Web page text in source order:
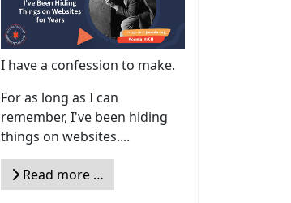
I have a confession to make.
For as long as I can
remember, I've been hiding
things on websites....
Read more …